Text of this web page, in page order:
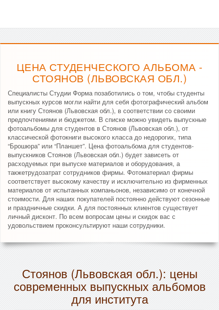
ЦЕНА СТУДЕНЧЕСКОГО АЛЬБОМА -
СТОЯНОВ (ЛЬВОВСКАЯ ОБЛ.)
Специалисты Студии Форма позаботились о том, чтобы студенты
выпускных курсов могли найти для себя фотографический альбом
или книгу Стоянов (Львовская обл.), в соответствии со своими
предпочтениями и бюджетом. В списке можно увидеть выпускные
фотоальбомы для студентов в Стоянов (Львовская обл.), от
классической фотокниги высокого класса до недорогих, типа
“Брошюра” или “Планшет”. Цена фотоальбома для студентов-
выпускников Стоянов (Львовская обл.) будет зависеть от
расходуемых при выпуске материалов и оборудования, а
такжетрудозатрат сотрудников фирмы. Фотоматериал фирмы
соответствует высокому качеству и исключительно из фирменных
материалов от испытанных компаньонов, независимо от конечной
стоимости. Для наших покупателей постоянно действуют сезонные
и праздничные скидки. А для постоянных клиентов существует
личный дисконт. По всем вопросам цены и скидок вас с
удовольствием проконсультируют наши сотрудники.
Стоянов (Львовская обл.): цены
современных выпускных альбомов
для института